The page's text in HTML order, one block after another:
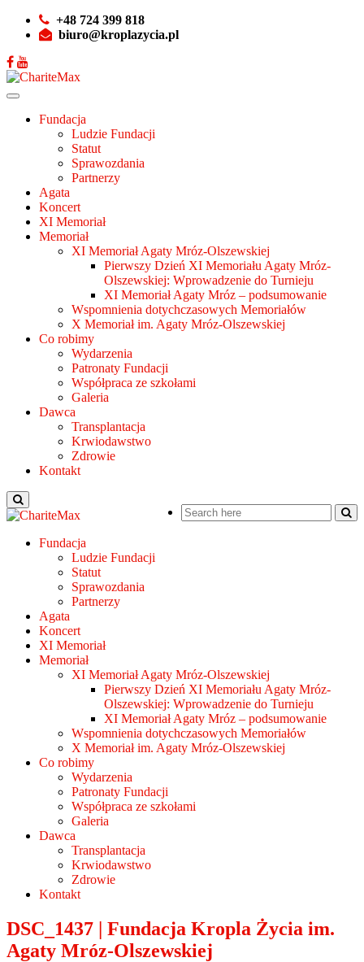
+48 724 399 818
biuro@kroplazycia.pl
Fundacja
Ludzie Fundacji
Statut
Sprawozdania
Partnerzy
Agata
Koncert
XI Memoriał
Memoriał
XI Memoriał Agaty Mróz-Olszewskiej
Pierwszy Dzień XI Memoriału Agaty Mróz-
Olszewskiej: Wprowadzenie do Turnieju
XI Memoriał Agaty Mróz – podsumowanie
Wspomnienia dotychczasowych Memoriałów
X Memoriał im. Agaty Mróz-Olszewskiej
Co robimy
Wydarzenia
Patronaty Fundacji
Współpraca ze szkołami
Galeria
Dawca
Transplantacja
Krwiodawstwo
Zdrowie
Kontakt
Fundacja
Ludzie Fundacji
Statut
Sprawozdania
Partnerzy
Agata
Koncert
XI Memoriał
Memoriał
XI Memoriał Agaty Mróz-Olszewskiej
Pierwszy Dzień XI Memoriału Agaty Mróz-
Olszewskiej: Wprowadzenie do Turnieju
XI Memoriał Agaty Mróz – podsumowanie
Wspomnienia dotychczasowych Memoriałów
X Memoriał im. Agaty Mróz-Olszewskiej
Co robimy
Wydarzenia
Patronaty Fundacji
Współpraca ze szkołami
Galeria
Dawca
Transplantacja
Krwiodawstwo
Zdrowie
Kontakt
DSC_1437 | Fundacja Kropla Życia im.
Agaty Mróz-Olszewskiej